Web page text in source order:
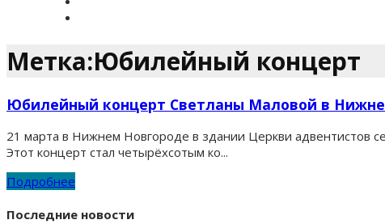
Метка:Юбилейный концерт
Юбилейный концерт Светланы Маловой в
21 марта в Нижнем Новгороде в здании Церкви адвентистов
Этот концерт стал четырёхсотым ко...
Подробнее
Последние новости